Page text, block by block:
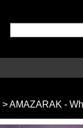
>AMAZARAK -